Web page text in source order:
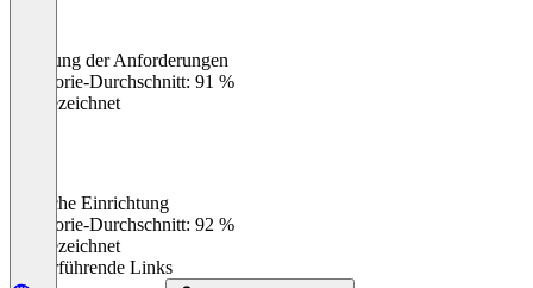
Erfüllung der Anforderungen
Kategorie-Durchschnitt: 91 %
Ausgezeichnet
Einfache Einrichtung
Kategorie-Durchschnitt: 92 %
Ausgezeichnet
Weiterführende Links